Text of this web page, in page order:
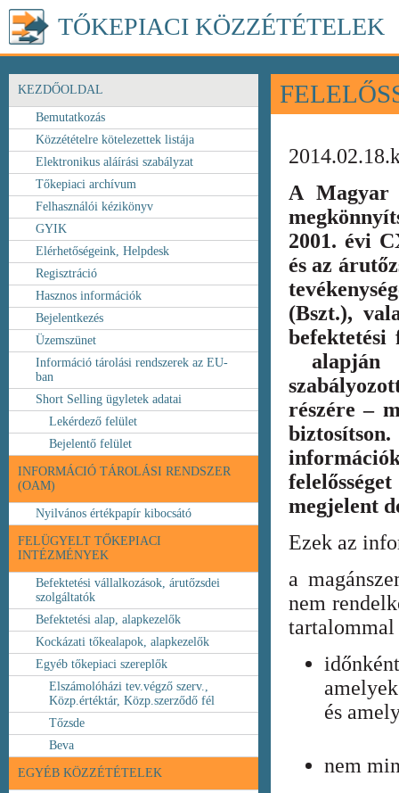
TŐKEPIACI KÖZZÉTÉTELEK
KEZDŐOLDAL
Bemutatkozás
Közzétételre kötelezettek listája
Elektronikus aláírási szabályzat
Tőkepiaci archívum
Felhasználói kézikönyv
GYIK
Elérhetőségeink, Helpdesk
Regisztráció
Hasznos információk
Bejelentkezés
Üzemszünet
Információ tárolási rendszerek az EU-
ban
Short Selling ügyletek adatai
Lekérdező felület
Bejelentő felület
INFORMÁCIÓ TÁROLÁSI RENDSZER
(OAM)
Nyilvános értékpapír kibocsátó
FELÜGYELT TŐKEPIACI
INTÉZMÉNYEK
Befektetési vállalkozások, árutőzsdei
szolgáltatók
Befektetési alap, alapkezelők
Kockázati tőkealapok, alapkezelők
Egyéb tőkepiaci szereplők
Elszámolóházi tev.végző szerv.,
Közp.értéktár, Közp.szerződő fél
Tőzsde
Beva
EGYÉB KÖZZÉTÉTELEK
A Magyar
2001. évi
és az
(Bszt.),
alapján
részére –
megjelent
Ezek az
a
nem
és
nem